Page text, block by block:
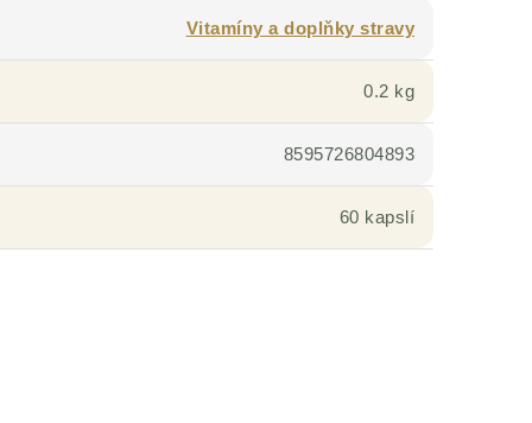
Vitamíny a doplňky stravy
0.2 kg
8595726804893
60 kapslí